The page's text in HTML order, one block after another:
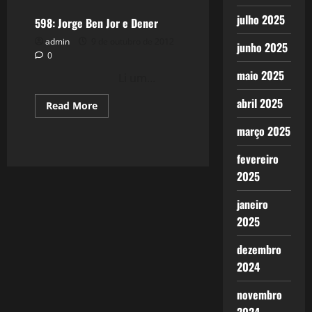
–
Toquinho
598: Jorge Ben Jor e Dener
admin
0
Read MoreRead
more
julho 2025
junho 2025
maio 2025
abril 2025
março 2025
fevereiro
2025
janeiro
2025
dezembro
2024
novembro